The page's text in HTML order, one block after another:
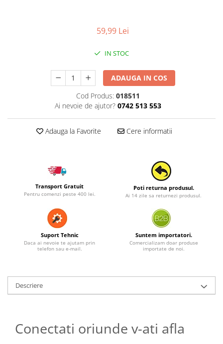
59,99 Lei
IN STOC
ADAUGA IN COS
Cod Produs: 018511
Ai nevoie de ajutor? 0742 513 553
Adauga la Favorite Cere informatii
Transport Gratuit
Pentru comenzi peste 400 lei.
Poti returna produsul.
Ai 14 zile sa returnezi produsul.
Suport Tehnic
Daca ai nevoie te ajutam prin
telefon sau e-mail.
Suntem importatori.
Comercializam doar produse
importate de noi.
Descriere
Conectati oriunde v-ati afla